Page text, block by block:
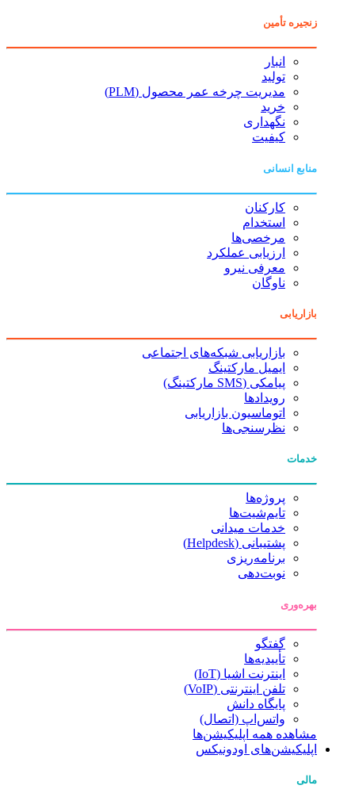
زنجیره تأمین
انبار
تولید
مدیریت چرخه عمر محصول (PLM)
خرید
نگهداری
کیفیت
منابع انسانی
کارکنان
استخدام
مرخصی‌ها
ارزیابی عملکرد
معرفی نیرو
ناوگان
بازاریابی
بازاریابی شبکه‌های اجتماعی
ایمیل مارکتینگ
پیامکی (SMS مارکتینگ)
رویدادها
اتوماسیون بازاریابی
نظرسنجی‌ها
خدمات
پروژه‌ها
تایم‌شیت‌ها
خدمات میدانی
پشتیبانی (Helpdesk)
برنامه‌ریزی
نوبت‌دهی
بهره‌وری
گفتگو
تأییدیه‌ها
اینترنت اشیا (IoT)
تلفن اینترنتی (VoIP)
پایگاه دانش
واتس‌اپ (اتصال)
مشاهده همه اپلیکیشن‌ها
اپلیکیشن‌های اودونیکس
مالی